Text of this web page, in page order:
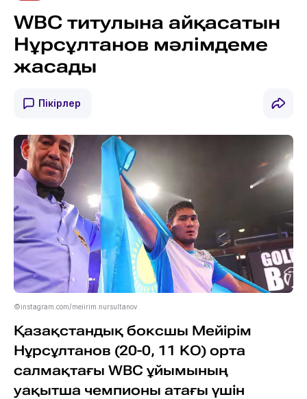
WBC титулына айқасатын
Нұрсұлтанов мәлімдеме
жасады
Пікірлер
©instagram.com/meiirim.nursultanov
Қазақстандық боксшы Мейірім
Нұрсұлтанов (20-0, 11 KO) орта
салмақтағы WBC ұйымының
уақытша чемпионы атағы үшін